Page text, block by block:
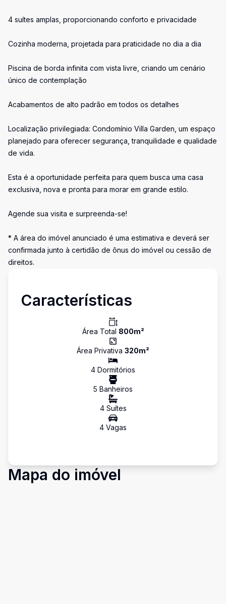
4 suítes amplas, proporcionando conforto e privacidade
Cozinha moderna, projetada para praticidade no dia a dia
Piscina de borda infinita com vista livre, criando um cenário
único de contemplação
Acabamentos de alto padrão em todos os detalhes
Localização privilegiada: Condomínio Villa Garden, um espaço
planejado para oferecer segurança, tranquilidade e qualidade
de vida.
Esta é a oportunidade perfeita para quem busca uma casa
exclusiva, nova e pronta para morar em grande estilo.
Agende sua visita e surpreenda-se!
* A área do imóvel anunciado é uma estimativa e deverá ser
confirmada junto à certidão de ônus do imóvel ou cessão de
direitos.
Características
Área Total 800m²
Área Privativa 320m²
4 Dormitórios
5 Banheiros
4Suítes
4 Vagas
Mapa do imóvel